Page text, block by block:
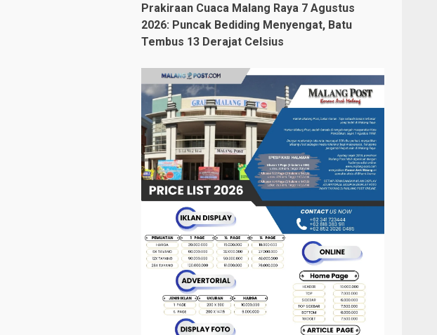
Prakiraan Cuaca Malang Raya 7 Agustus
2026: Puncak Bediding Menyengat, Batu
Tembus 13 Derajat Celsius